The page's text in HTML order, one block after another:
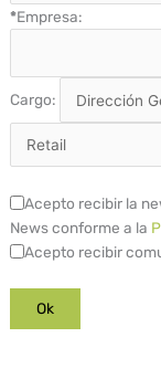
*Empresa:
Cargo:
Acepto recibir la
News conforme a la
Acepto recibir